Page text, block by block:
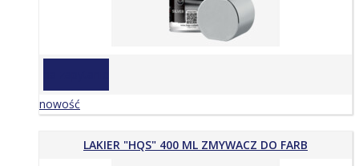
nowość
LAKIER "HQS" 400 ML ZMYWACZ DO FARB